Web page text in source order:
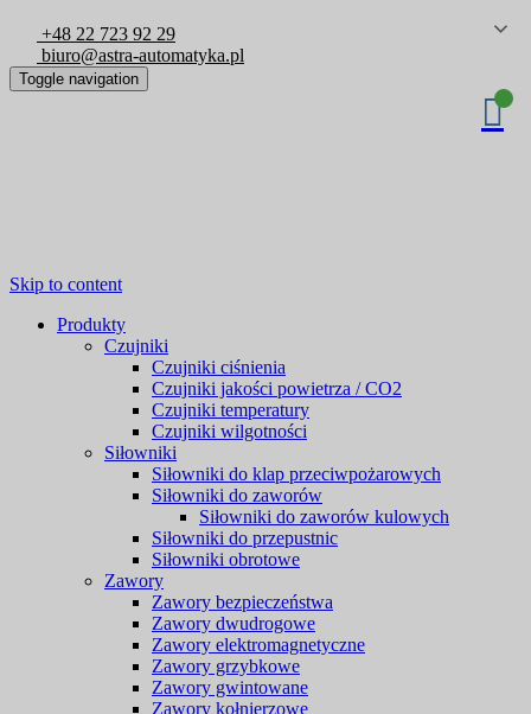
+48 22 723 92 29
biuro@astra-automatyka.pl
Toggle navigation
Skip to content
Produkty
Czujniki
Czujniki ciśnienia
Czujniki jakości powietrza / CO2
Czujniki temperatury
Czujniki wilgotności
Siłowniki
Siłowniki do klap przeciwpożarowych
Siłowniki do zaworów
Siłowniki do zaworów kulowych
Siłowniki do przepustnic
Siłowniki obrotowe
Zawory
Zawory bezpieczeństwa
Zawory dwudrogowe
Zawory elektromagnetyczne
Zawory grzybkowe
Zawory gwintowane
Zawory kołnierzowe